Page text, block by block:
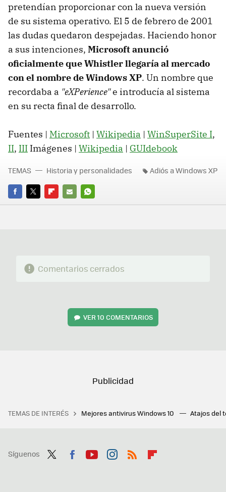
pretendían proporcionar con la nueva versión
de su sistema operativo. El 5 de febrero de 2001
las dudas quedaron despejadas. Haciendo honor
a sus intenciones, Microsoft anunció
oficialmente que Whistler llegaría al mercado
con el nombre de Windows XP. Un nombre que
recordaba a "eXPerience"e introducía al sistema
en su recta final de desarrollo.
Fuentes | Microsoft | Wikipedia | WinSuperSite I,
II, III Imágenes | Wikipedia | GUIdebook
FACEBOOK
TWITTERFLIPBOARD
E-
WHATSAPP
TEMAS Historia y personalidades Adiós a Windows XP
Comentarios cerrados
VER10 COMENTARIOS
TEMAS DE INTERÉS Mejores antivirus Windows 10 Atajos del
Síguenos